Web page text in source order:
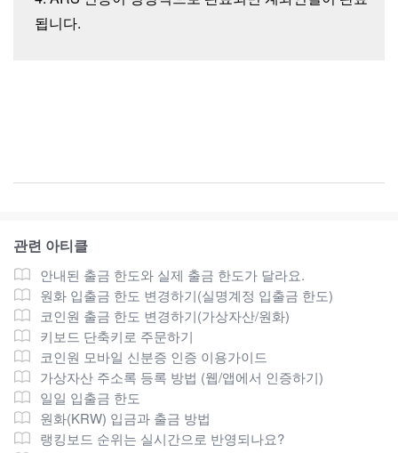
됩니다.
관련 아티클
안내된 출금 한도와 실제 출금 한도가 달라요.
원화 입출금 한도 변경하기(실명계정 입출금 한도)
코인원 출금 한도 변경하기(가상자산/원화)
키보드 단축키로 주문하기
코인원 모바일 신분증 인증 이용가이드
가상자산 주소록 등록 방법 (웹/앱에서 인증하기)
일일 입출금 한도
원화(KRW) 입금과 출금 방법
랭킹보드 순위는 실시간으로 반영되나요?